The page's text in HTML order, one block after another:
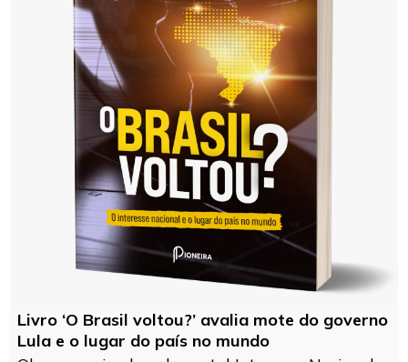
Livro ‘O Brasil voltou?’ avalia mote do governo
Lula e o lugar do país no mundo